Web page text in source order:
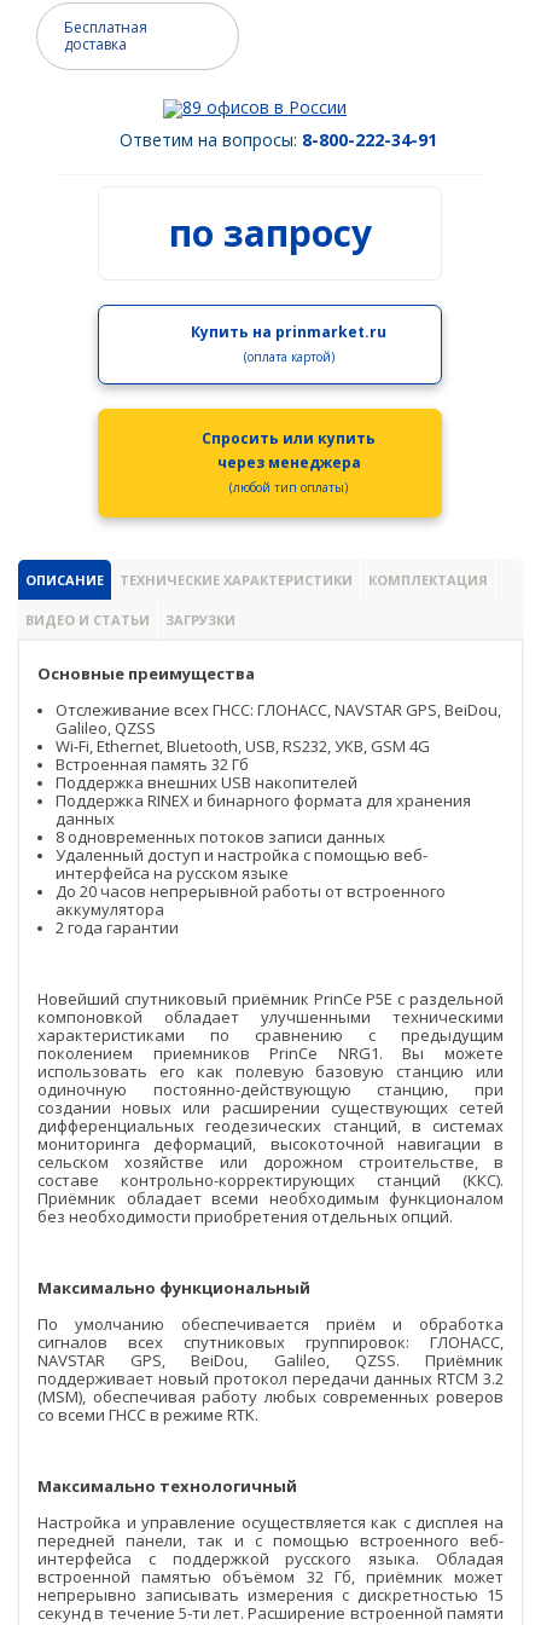
Spectra Precision
Модемы
Pacific Crest
RidGid
Radiodetection
Программы
Credo
Trimble
Spectra Precision
Agisoft
Аксессуары
Агро
Системы на экскаваторы
Системы на грейдеры
Мониторинг
ГНСС-мониторинг
Интерферометрические радары
БПЛА
Аэрофотокамеры
Геоскан
InnoSpector
Гидрография
БПВА
ОЛЭ
ADCP
ГБО
Датчик качества воды
Бесплатная
доставка
89 офисов в России
Ответим на вопросы: 8-800-222-34-91
по запросу
Купить на prinmarket.ru
(оплата картой)
Спросить или купить
через менеджера
(любой тип оплаты)
ОПИСАНИЕ ТЕХНИЧЕСКИЕ ХАРАКТЕРИСТИКИ КОМПЛЕКТАЦИЯ
ВИДЕО И СТАТЬИ ЗАГРУЗКИ
Основные преимущества
Отслеживание всех ГНСС: ГЛОНАСС, NAVSTAR GPS, BeiDou,
Galileo, QZSS
Wi-Fi, Ethernet, Bluetooth, USB, RS232, УКВ, GSM 4G
Встроенная память 32 Гб
Поддержка внешних USB накопителей
Поддержка RINEX и бинарного формата для хранения
данных
8 одновременных потоков записи данных
Удаленный доступ и настройка с помощью веб-
интерфейса на русском языке
До 20 часов непрерывной работы от встроенного
аккумулятора
2 года гарантии
Новейший спутниковый приёмник PrinCe P5E с раздельной
компоновкой обладает улучшенными техническими
характеристиками по сравнению с предыдущим
поколением приемников PrinCe NRG1. Вы можете
использовать его как полевую базовую станцию или
одиночную постоянно-действующую станцию, при
создании новых или расширении существующих сетей
дифференциальных геодезических станций, в системах
мониторинга деформаций, высокоточной навигации в
сельском хозяйстве или дорожном строительстве, в
составе контрольно-корректирующих станций (ККС).
Приёмник обладает всеми необходимым функционалом
без необходимости приобретения отдельных опций.
Максимально функциональный
По умолчанию обеспечивается приём и обработка
сигналов всех спутниковых группировок: ГЛОНАСС,
NAVSTAR GPS, BeiDou, Galileo, QZSS. Приёмник
поддерживает новый протокол передачи данных RTCM 3.2
(MSM), обеспечивая работу любых современных роверов
со всеми ГНСС в режиме RTK.
Максимально технологичный
Настройка и управление осуществляется как с дисплея на
передней панели, так и с помощью встроенного веб-
интерфейса с поддержкой русского языка. Обладая
встроенной памятью объёмом 32 Гб, приёмник может
непрерывно записывать измерения с дискретностью 15
секунд в течение 5-ти лет. Расширение встроенной памяти